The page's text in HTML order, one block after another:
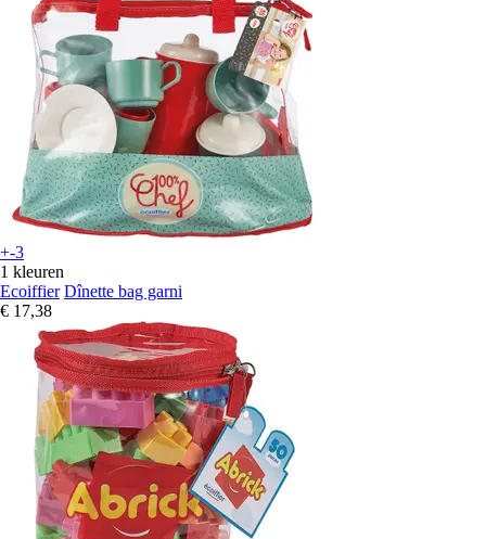
+-3
1 kleuren
Ecoiffier Dînette bag garni
€ 17,38